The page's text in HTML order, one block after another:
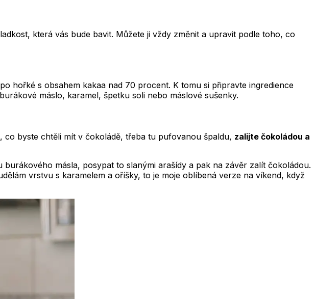
která vás bude bavit. Můžete ji vždy změnit a upravit podle toho, co
hořké s obsahem kakaa nad 70 procent. K tomu si připravte ingredience
máslo, karamel, špetku soli nebo máslové sušenky.
byste chtěli mít v čokoládě, třeba tu pufovanou špaldu, zalijte čokoládou a
másla, posypat to slanými arašídy a pak na závěr zalít čokoládou.
vrstvu s karamelem a oříšky, to je moje oblíbená verze na víkend, když